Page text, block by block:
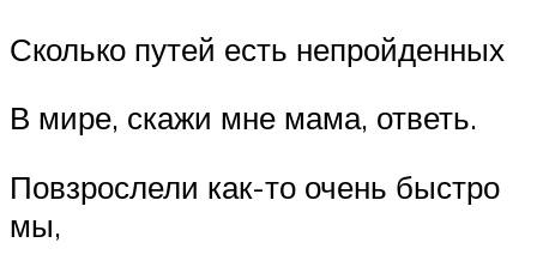
Сколько путей есть непройденных
В мире, скажи мне мама, ответь.
Повзрослели как-то очень быстро
мы,